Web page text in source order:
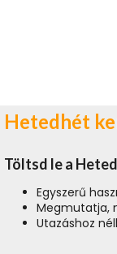
Hetedhét
Töltsd le a
Egyszerű
Megmutatja,
Utazáshoz